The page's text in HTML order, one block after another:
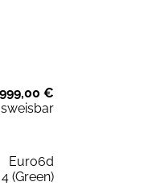
€
Euro6d
4 (Green)